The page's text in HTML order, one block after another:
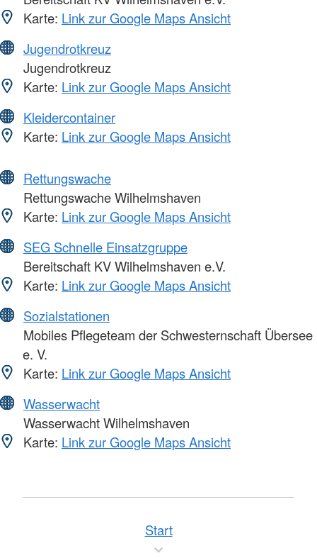
Karte: Link zur Google Maps Ansicht
Jugendrotkreuz
Jugendrotkreuz
Karte: Link zur Google Maps Ansicht
Kleidercontainer
Karte: Link zur Google Maps Ansicht
Rettungswache
Rettungswache Wilhelmshaven
Karte: Link zur Google Maps Ansicht
SEG Schnelle Einsatzgruppe
Bereitschaft KV Wilhelmshaven e.V.
Karte: Link zur Google Maps Ansicht
Sozialstationen
Mobiles Pflegeteam der Schwesternschaft Übersee
e. V.
Karte: Link zur Google Maps Ansicht
Wasserwacht
Wasserwacht Wilhelmshaven
Karte: Link zur Google Maps Ansicht
Start